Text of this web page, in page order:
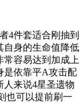
4件套适合刚抽到
自身的生命值降低
常容易达到加成上
是依靠平A攻击配
人来说4星圣遗物
也可以提前刷一